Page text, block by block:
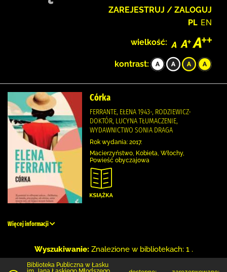
ZAREJESTRUJ / ZALOGUJ
PL EN
wielkość:
kontrast:
Córka
FERRANTE, EŁENA 1943-, RODZIEWICZ-
DOKTÓR, LUCYNA TŁUMACZENIE,
WYDAWNICTWO SONIA DRAGA
Rok wydania: 2017.
Macierzyństwo, Kobieta, Włochy,
Powieść obyczajowa
Więcej informacji
Wyszukiwanie: Znalezione w bibliotekach: 1 .
Biblioteka Publiczna w Łasku